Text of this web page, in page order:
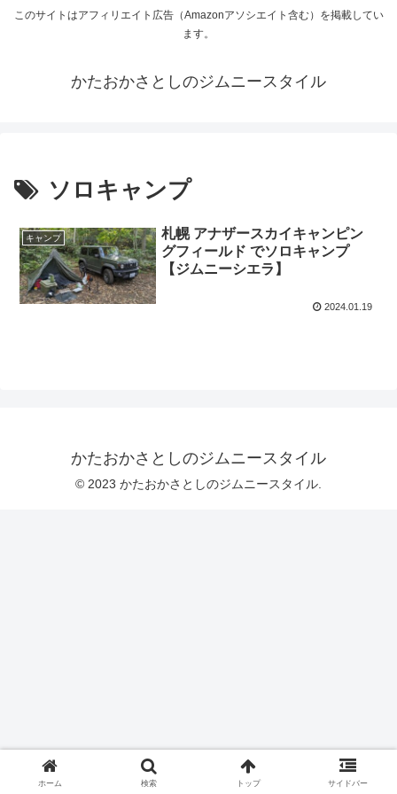
このサイトはアフィリエイト広告（Amazonアソシエイト含む）を掲載してい
ます。
かたおかさとしのジムニースタイル
ソロキャンプ
キャンプ
札幌 アナザースカイキャンピン
グフィールド でソロキャンプ
【ジムニーシエラ】
2024.01.19
かたおかさとしのジムニースタイル
© 2023 かたおかさとしのジムニースタイル.
ホーム 検索 トップ サイドバー